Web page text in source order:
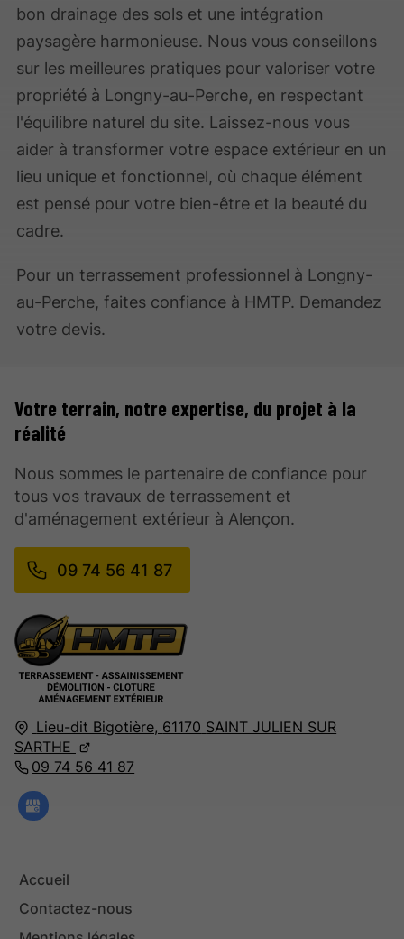
bon drainage des sols et une intégration
paysagère harmonieuse. Nous vous conseillons
sur les meilleures pratiques pour valoriser votre
propriété à Longny-au-Perche, en respectant
l'équilibre naturel du site. Laissez-nous vous
aider à transformer votre espace extérieur en un
lieu unique et fonctionnel, où chaque élément
est pensé pour votre bien-être et la beauté du
cadre.
Pour un terrassement professionnel à Longny-
au-Perche, faites confiance à HMTP. Demandez
votre devis.
Lieu-dit Bigotière, 61170 SAINT JULIEN SUR
SARTHE
09 74 56 41 87
Accueil
Contactez-nous
Votre terrain, notre expertise, du projet à la
réalité
Nous sommes le partenaire de confiance pour
tous vos travaux de terrassement et
d'aménagement extérieur à Alençon.
09 74 56 41 87